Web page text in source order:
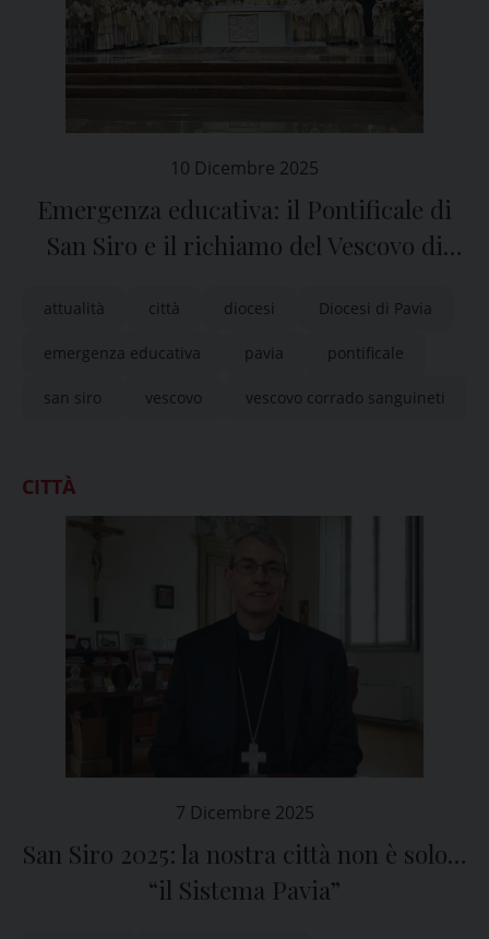
10 Dicembre 2025
Emergenza educativa: il Pontificale di
San Siro e il richiamo del Vescovo di
attualità città diocesi Diocesi di Pavia
emergenza educativa pavia pontificale
san siro vescovo vescovo corrado sanguineti
CITTÀ
7 Dicembre 2025
San Siro 2025: la nostra città non è solo…
“il Sistema Pavia”